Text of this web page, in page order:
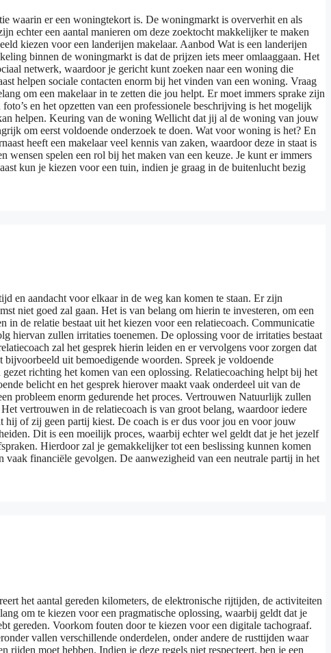
waarin er een woningtekort is. De woningmarkt is oververhit en als
echter een aantal manieren om deze zoektocht makkelijker te maken
kiezen voor een landerijen makelaar. Aanbod Wat is een landerijen
binnen de woningmarkt is dat de prijzen iets meer omlaaggaan. Het
netwerk, waardoor je gericht kunt zoeken naar een woning die
helpen sociale contacten enorm bij het vinden van een woning. Vraag
om een makelaar in te zetten die jou helpt. Er moet immers sprake zijn
en het opzetten van een professionele beschrijving is het mogelijk
helpen. Keuring van de woning Wellicht dat jij al de woning van jouw
om eerst voldoende onderzoek te doen. Wat voor woning is het? En
heeft een makelaar veel kennis van zaken, waardoor deze in staat is
spelen een rol bij het maken van een keuze. Je kunt er immers
kun je kiezen voor een tuin, indien je graag in de buitenlucht bezig
en aandacht voor elkaar in de weg kan komen te staan. Er zijn
niet goed zal gaan. Het is van belang om hierin te investeren, om een
de relatie bestaat uit het kiezen voor een relatiecoach. Communicatie
hiervan zullen irritaties toenemen. De oplossing voor de irritaties bestaat
zal het gesprek hierin leiden en er vervolgens voor zorgen dat
bijvoorbeeld uit bemoedigende woorden. Spreek je voldoende
richting het komen van een oplossing. Relatiecoaching helpt bij het
belicht en het gesprek hierover maakt vaak onderdeel uit van de
probleem enorm gedurende het proces. Vertrouwen Natuurlijk zullen
vertrouwen in de relatiecoach is van groot belang, waardoor iedere
hij of zij geen partij kiest. De coach is er dus voor jou en voor jouw
Dit is een moeilijk proces, waarbij echter wel geldt dat je het jezelf
Hierdoor zal je gemakkelijker tot een beslissing kunnen komen
financiële gevolgen. De aanwezigheid van een neutrale partij in het
het aantal gereden kilometers, de elektronische rijtijden, de activiteiten
om te kiezen voor een pragmatische oplossing, waarbij geldt dat je
gereden. Voorkom fouten door te kiezen voor een digitale tachograaf.
vallen verschillende onderdelen, onder andere de rusttijden waar
moet hebben. Indien je deze regels niet respecteert, ben je een